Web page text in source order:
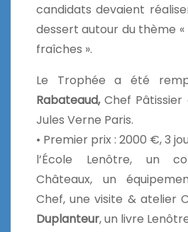
candidats devaient
dessert autour du thème «
fraîches ».
Le Trophée a été
Rabateaud,Chef Pâtissier
Jules Verne Paris.
• Premier prix : 2000 €, 3
l’École Lenôtre, un
Châteaux, un
Chef, une visite & atelier
Duplanteur, un livre